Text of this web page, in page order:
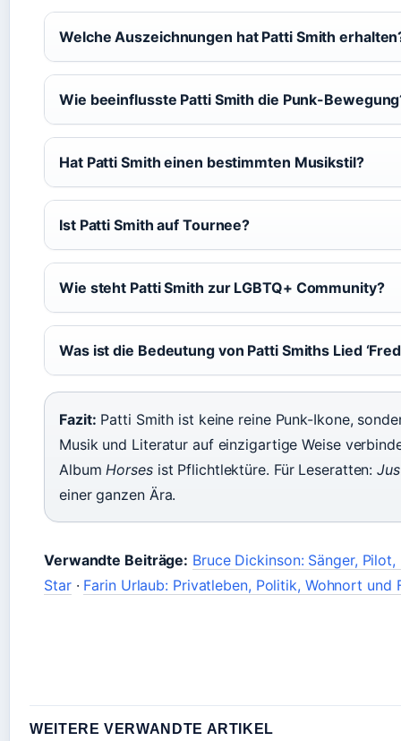
Welche Auszeichnungen hat Patti Smith
Wie beeinflusste Patti Smith die Punk-
Hat Patti Smith einen bestimmten Musikstil?
Ist Patti Smith auf Tournee?
Wie steht Patti Smith zur LGBTQ+ Community?
Was ist die Bedeutung von Patti Smiths Lied
Fazit: Patti Smith ist keine reine Punk-Ikone,
Musik und Literatur auf einzigartige Weise
AlbumHorsesist Pflichtlektüre. Für Leseratten:
einer ganzen Ära.
Verwandte Beiträge: Bruce Dickinson: Sänger,
Star· Farin Urlaub: Privatleben, Politik, Wohnort und
WEITERE VERWANDTE ARTIKEL